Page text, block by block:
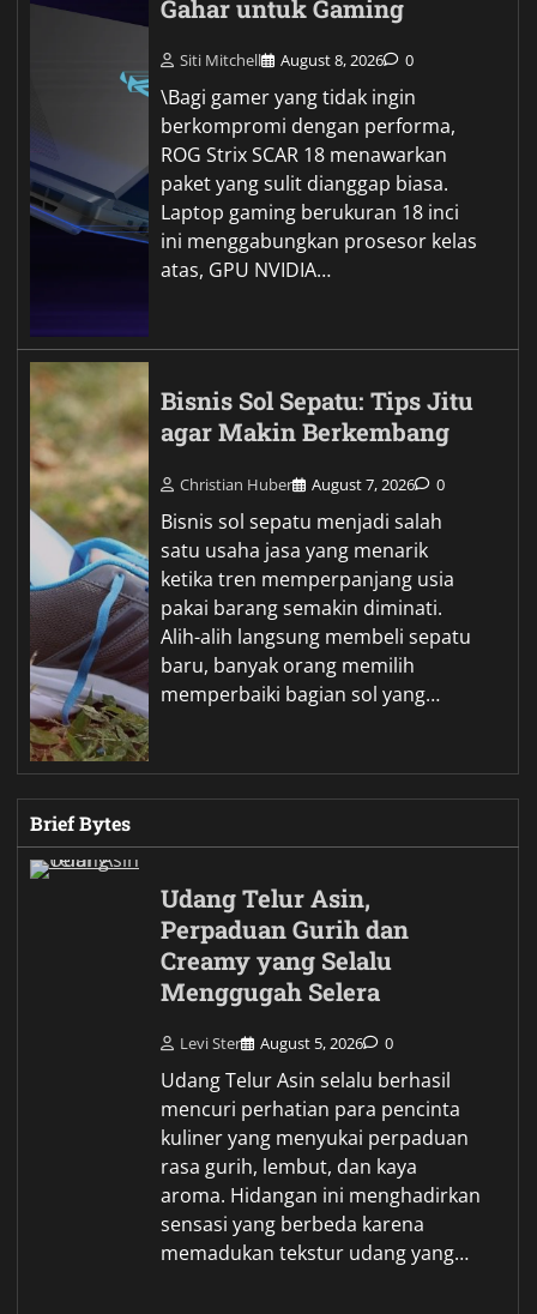
Gahar untuk Gaming
Siti Mitchell August 8, 2026 0
\Bagi gamer yang tidak ingin
berkompromi dengan performa,
ROG Strix SCAR 18 menawarkan
paket yang sulit dianggap biasa.
Laptop gaming berukuran 18 inci
ini menggabungkan prosesor kelas
atas, GPU NVIDIA…
Bisnis Sol Sepatu: Tips Jitu
agar Makin Berkembang
Christian Huber August 7, 2026 0
Bisnis sol sepatu menjadi salah
satu usaha jasa yang menarik
ketika tren memperpanjang usia
pakai barang semakin diminati.
Alih-alih langsung membeli sepatu
baru, banyak orang memilih
memperbaiki bagian sol yang…
Brief Bytes
Udang Telur Asin,
Perpaduan Gurih dan
Creamy yang Selalu
Menggugah Selera
Levi Ster August 5, 2026 0
Udang Telur Asin selalu berhasil
mencuri perhatian para pencinta
kuliner yang menyukai perpaduan
rasa gurih, lembut, dan kaya
aroma. Hidangan ini menghadirkan
sensasi yang berbeda karena
memadukan tekstur udang yang…